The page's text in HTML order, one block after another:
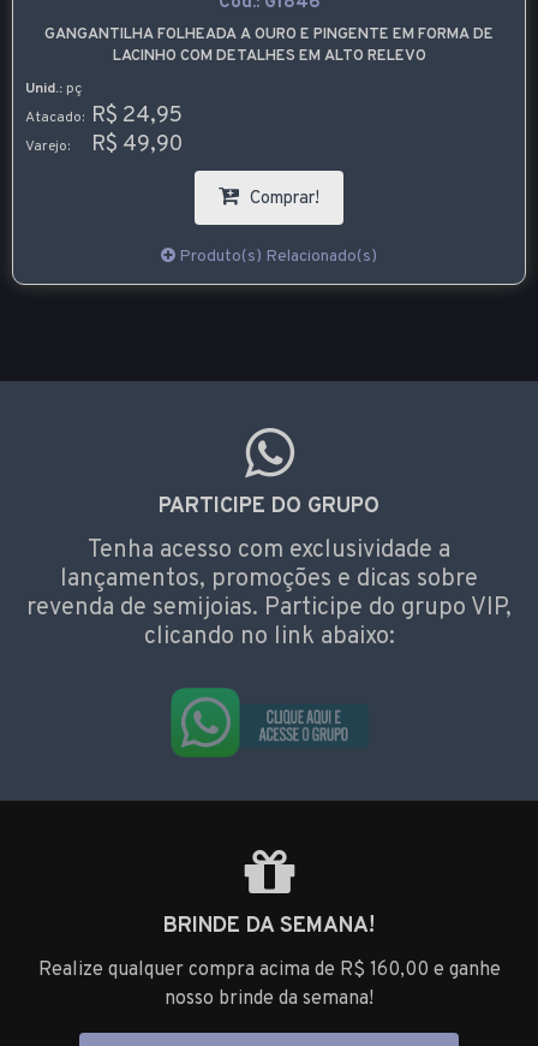
GANGANTILHA FOLHEADA A OURO E PINGENTE EM FORMA DE
LACINHO COM DETALHES EM ALTO RELEVO
Unid.: pç
Atacado: R$ 24,95
Varejo: R$ 49,90
Comprar!
Produto(s) Relacionado(s)
PARTICIPE DO GRUPO
Tenha acesso com exclusividade a
lançamentos, promoções e dicas sobre
revenda de semijoias. Participe do grupo VIP,
clicando no link abaixo:
BRINDE DA SEMANA!
Realize qualquer compra acima de R$ 160,00 e ganhe
nosso brinde da semana!